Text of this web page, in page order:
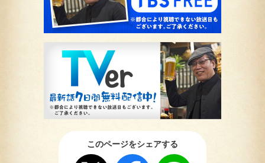
このページをシェアする